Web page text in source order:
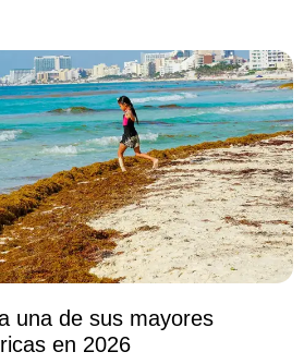
una de sus mayores
en 2026